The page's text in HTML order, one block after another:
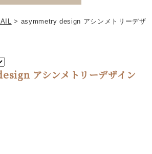
> asymmetry design アシンメトリーデザ
アシンメトリーデザイン